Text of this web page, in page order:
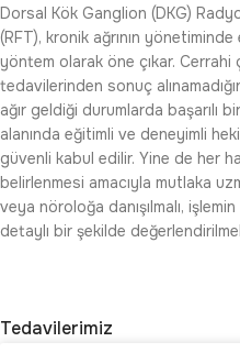
Dorsal Kök Ganglion (DKG)
(RFT), kronik ağrının
yöntem olarak öne çıkar. Cerrahi
tedavilerinden sonuç
ağır geldiği durumlarda başarılı
alanında eğitimli ve deneyimli
güvenli kabul edilir. Yine de her
belirlenmesi amacıyla mutlaka
veya nöroloğa danışılmalı,
detaylı bir şekilde
Tedavilerimiz